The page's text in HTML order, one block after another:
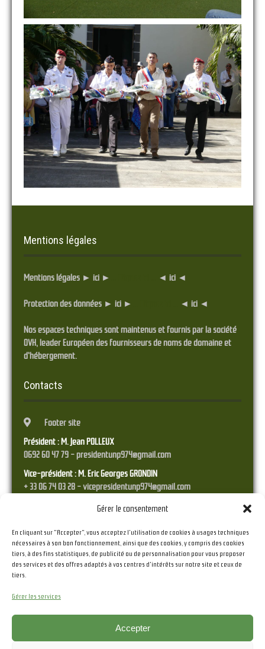
Gérer le consentement
En cliquant sur "Accepter", vous acceptez l'utilisation de cookies à usages techniques
nécessaires à son bon fonctionnement, ainsi que des cookies, y compris des cookies
tiers, à des fins statistiques, de publicité ou de personnalisation pour vous proposer
des services et des offres adaptés à vos centres d'intérêts sur notre site et ceux de
tiers.
Gérer les services
Accepter
Mentions légales
Mentions légales ► ici ► ◄ ici ◄
Protection des données ► ici ► ◄ ici ◄
Nos espaces techniques sont maintenus et fournis par la société
OVH, leader Européen des fournisseurs de noms de domaine et
d'hébergement.
Contacts
Footer site
Président : M. Jean POLLEUX
0692 60 47 79 - presidentunp974@gmail.com
Vice-président : M. Eric Georges GRONDIN
+ 33 06 74 03 28 - vicepresidentunp974@gmail.com
Trésorier : M. Franck STYRANEC
Secrétaire : M. Raymond RAMPEAU
06 92 36 41 23 - secretariat.unp974@gmail.com